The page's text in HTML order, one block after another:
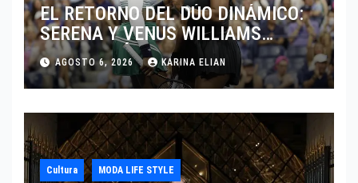
EL RETORNO DEL DÚO DINÁMICO:
SERENA Y VENUS WILLIAMS
DISPUTARÁN LOS DOBLES EN
CINCINNATI 2026
AGOSTO 6, 2026 KARINA ELIAN
Cultura MODA LIFE STYLE